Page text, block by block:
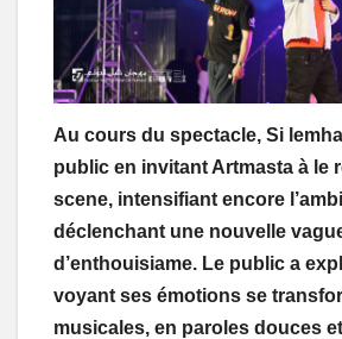
Au cours du spectacle, Si
public en invitant Artmasta à le
scene, intensifiant encore
déclenchant une nouvelle
d’enthouisiame. Le public a
voyant ses émotions se
musicales, en paroles douces